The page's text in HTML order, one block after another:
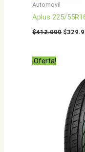
Automovil
Aplus 225/
$412.000 El
$
¡Oferta!